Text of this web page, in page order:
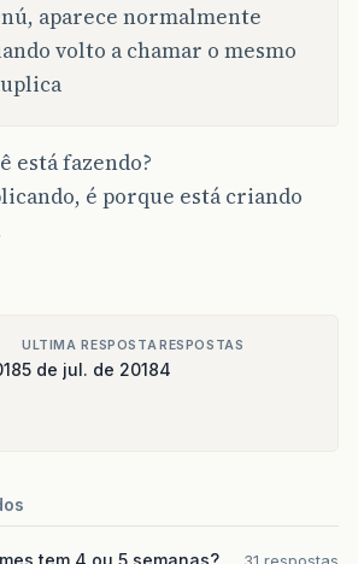
aparece normalmente
volto a chamar o mesmo
está fazendo?
é porque está criando
ULTIMA RESPOSTA
5 de jul. de 2018
RESPOSTAS
4
tem 4 ou 5 semanas?